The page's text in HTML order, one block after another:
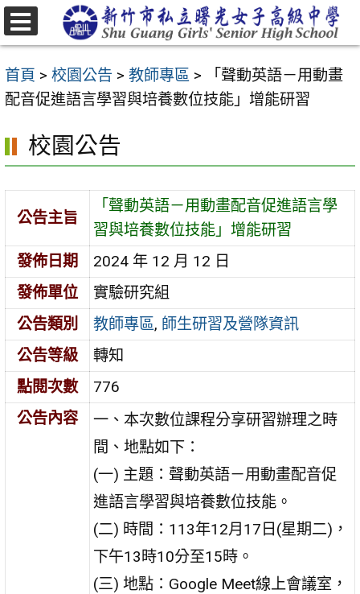
跳
至
要
內
區
首頁 > 校園公告 > 教師專區 >
「聲動英語－用動畫
配音促進語言學習與培養數位技能」增能研習
校園公告
公告主旨
「聲動英語－用動畫配音促進語言學
習與培養數位技能」增能研習
發佈日期
2024 年 12 月 12 日
發佈單位
實驗研究組
公告類別
教師專區, 師生研習及營隊資訊
公告等級
轉知
點閱次數
776
公告內容
一、本次數位課程分享研習辦理之時
間、地點如下：
(一) 主題：聲動英語－用動畫配音促
進語言學習與培養數位技能。
(二) 時間：113年12月17日(星期二)，
下午13時10分至15時。
(三) 地點：Google Meet線上會議室，
選
單